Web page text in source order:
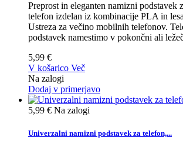
Preprost in eleganten namizni podstavek
telefon izdelan iz kombinacije PLA in
Ustreza za večino mobilnih telefonov.
podstavek namestimo v pokončni ali
5,99 €
V košarico Več
Na zalogi
Dodaj v primerjavo
5,99 € Na zalogi
Univerzalni namizni podstavek za telefon,...